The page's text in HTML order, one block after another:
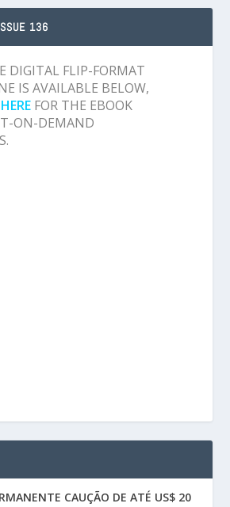
136
DIGITAL FLIP-FORMAT
IS AVAILABLE BELOW,
HERE FOR THE EBOOK
ON-DEMAND
CAUÇÃO DE ATÉ US$ 20